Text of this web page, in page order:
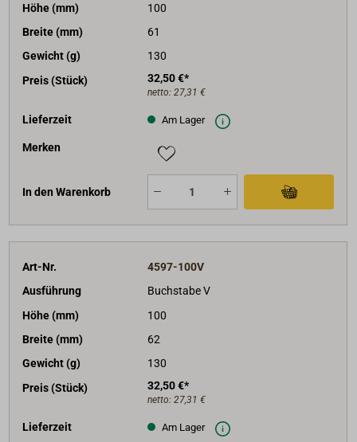
Höhe (mm)
100
Breite (mm)
61
Gewicht (g)
130
Preis (Stück)
32,50 €*
netto: 27,31 €
Lieferzeit Am Lager
Merken
In den Warenkorb
Art-Nr.
4597-100V
Ausführung
Buchstabe V
Höhe (mm)
100
Breite (mm)
62
Gewicht (g)
130
Preis (Stück)
32,50 €*
netto: 27,31 €
Lieferzeit Am Lager